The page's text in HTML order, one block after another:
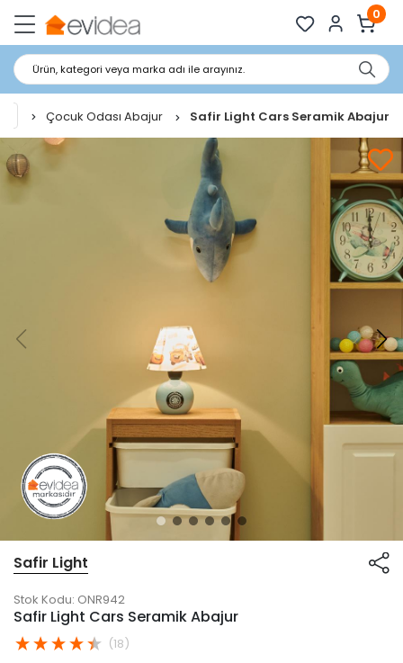
0
Ürün, kategori veya marka adı ile arayınız.
Çocuk Odası Abajur Safir Light Cars Seramik Abajur
Safir Light
Stok Kodu: ONR942
Safir Light Cars Seramik Abajur
(18)